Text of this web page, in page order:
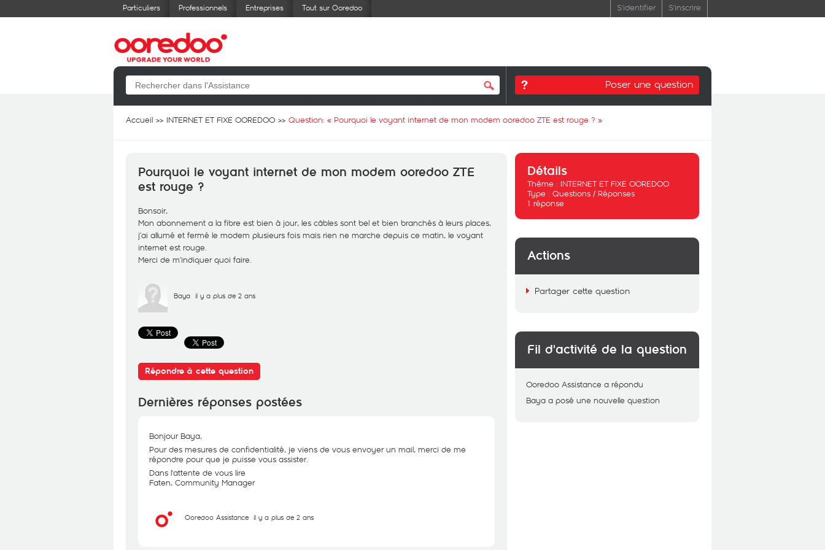
Particuliers Professionnels Entreprises Tout sur Ooredoo S'identifier S'inscrire
Poser une question
Accueil INTERNET ET FIXE OOREDOO Question: « Pourquoi le voyant internet de mon modem ooredoo ZTE est rouge ? »
Pourquoi le voyant internet de mon modem ooredoo ZTE
est rouge ?
Bonsoir,
Mon abonnement a la fibre est bien à jour, les câbles sont bel et bien branchés à leurs places,
j’ai allumé et fermé le modem plusieurs fois mais rien ne marche depuis ce matin, le voyant
internet est rouge.
Merci de m’indiquer quoi faire.
Baya il y a plus de 2 ans
Répondre à cette question
Dernières réponses postées
Bonjour Baya,
Pour des mesures de confidentialité, je viens de vous envoyer un mail, merci de me
répondre pour que je puisse vous assister.
Dans l'attente de vous lire
Faten, Community Manager
Ooredoo Assistance il y a plus de 2 ans
Détails
Thème : INTERNET ET FIXE OOREDOO
Type : Questions / Réponses
1 réponse
Actions
Partager cette question
Fil d'activité de la question
Ooredoo Assistance a répondu
Baya a posé une nouvelle question